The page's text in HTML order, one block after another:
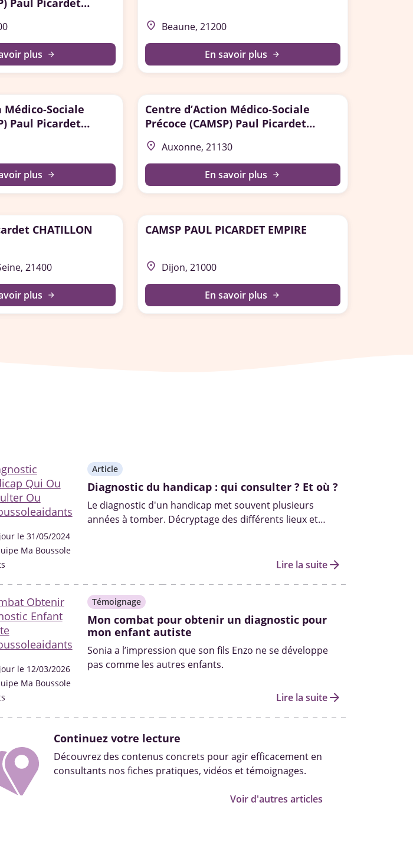
Paul Picardet
plus arrow_forward
place Beaune, 21200
En savoir plus arrow_forward
Médico-Sociale
Paul Picardet
plus arrow_forward
Centre d’Action Médico-Sociale
Précoce (CAMSP) Paul Picardet
Auxonne
place Auxonne, 21130
En savoir plus arrow_forward
CHATILLON
21400
plus arrow_forward
CAMSP PAUL PICARDET EMPIRE
place Dijon, 21000
En savoir plus arrow_forward
le 31/05/2024
Ma Boussole
Article
Diagnostic du handicap : qui consulter ? Et où ?
Le diagnostic d'un handicap met souvent plusieurs
années à tomber. Décryptage des différents lieux et
Lire la suitearrow_forward
le 12/03/2026
Ma Boussole
Témoignage
Mon combat pour obtenir un diagnostic pour
mon enfant autiste
Sonia a l’impression que son fils Enzo ne se développe
pas comme les autres enfants.
Lire la suitearrow_forward
Continuez votre lecture
Découvrez des contenus concrets pour agir efficacement en
consultants nos fiches pratiques, vidéos et témoignages.
Voir d'autres articles